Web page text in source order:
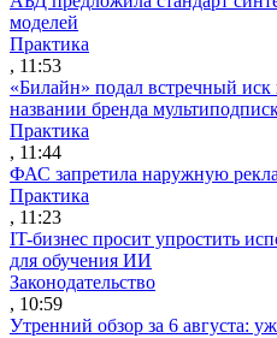
моделей
Практика
, 11:53
«Билайн» подал встречный иск
названии бренда
Практика
, 11:44
ФАС запретила наружную
Практика
, 11:23
IT-бизнес просит упростить
для обучения ИИ
Законодательство
, 10:59
Утренний обзор за 6 августа: